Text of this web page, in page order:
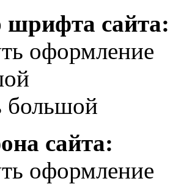
шрифта сайта:
оформление
большой
сайта:
оформление